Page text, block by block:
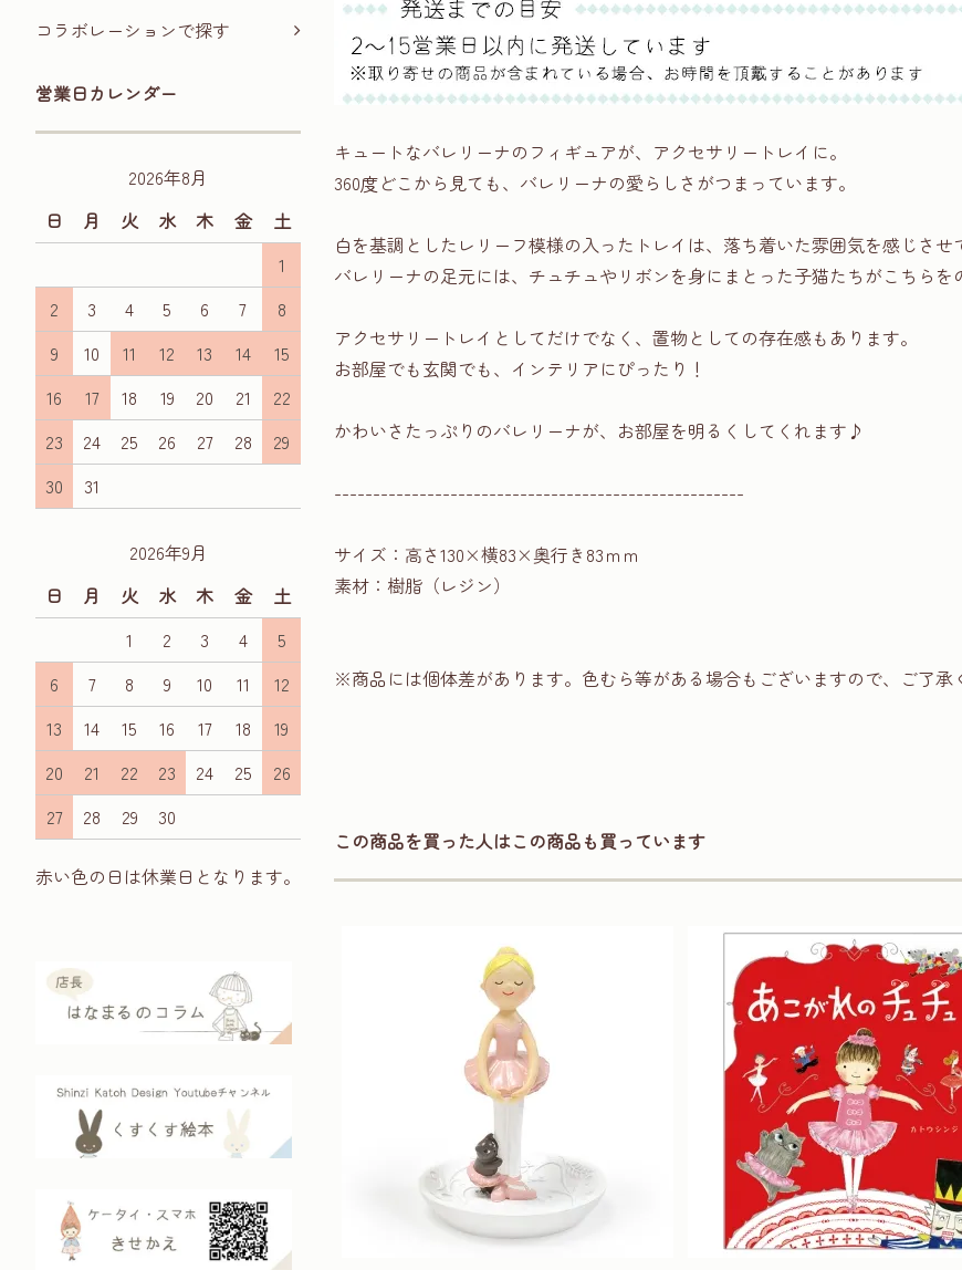
コラボレーションで探す
営業日カレンダー
2026年8月
日
月 火 水 木 金
土
1
2
3 4 5 6 7
8
9
10 11 12 13 14
15
16
17 18 19 20 21
22
23
24 25 26 27 28
29
30
31
2026年9月
日
月 火 水 木 金
土
1
2 3 4
5
6
7 8 9 10 11
12
13
14 15 16 17 18
19
20
21 22 23 24 25
26
27
28 29 30
赤い色の日は休業日となります。
キュートなバレリーナのフィギュアが、アクセサリートレイに。
360度どこから見ても、バレリーナの愛らしさがつまっています。
白を基調としたレリーフ模様の入ったトレイは、落ち着いた雰囲気を感じさせ
バレリーナの足元には、チュチュやリボンを身にまとった子猫たちがこちらを
アクセサリートレイとしてだけでなく、置物としての存在感もあります。
お部屋でも玄関でも、インテリアにぴったり！
かわいさたっぷりのバレリーナが、お部屋を明るくしてくれます♪
-----------------------------------------------------
サイズ：高さ130×横83×奥行き83ｍｍ
素材：樹脂（レジン）
※商品には個体差があります。色むら等がある場合もございますので、ご了承
この商品を買った人はこの商品も買っています